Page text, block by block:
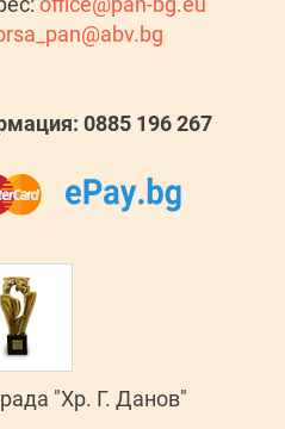
0885 196 267
"Хр. Г. Данов"